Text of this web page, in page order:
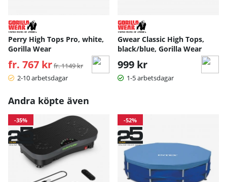
Perry High Tops Pro, white,
Gorilla Wear
fr. 767 kr Ordinarie pris:
fr. 1149 kr
2-10 arbetsdagar
Gwear Classic High Tops,
black/blue, Gorilla Wear
999 kr
1-5 arbetsdagar
Andra köpte även
-35% -52%